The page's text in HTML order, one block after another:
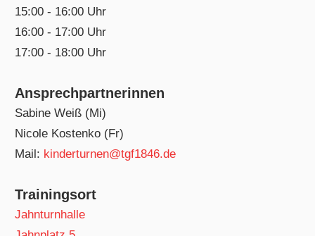
15:00 - 16:00 Uhr
16:00 - 17:00 Uhr
17:00 - 18:00 Uhr
Ansprechpartnerinnen
Sabine Weiß (Mi)
Nicole Kostenko (Fr)
Mail: kinderturnen@tgf1846.de
Trainingsort
Jahnturnhalle